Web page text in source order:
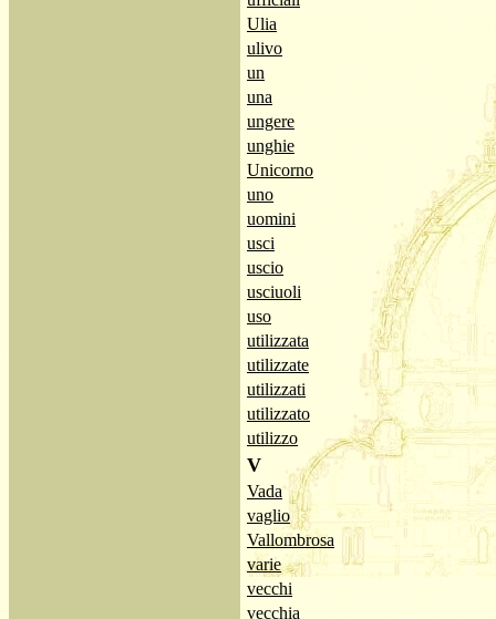
Ulia
ulivo
un
una
ungere
unghie
Unicorno
uno
uomini
usci
uscio
usciuoli
uso
utilizzata
utilizzate
utilizzati
utilizzato
utilizzo
V
Vada
vaglio
Vallombrosa
varie
vecchi
vecchia